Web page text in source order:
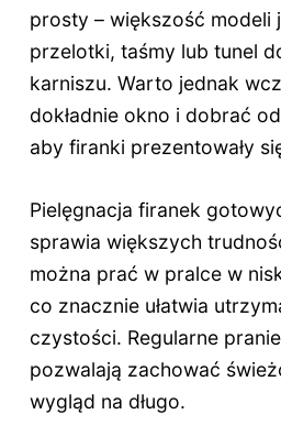
prosty – większość modeli
przelotki, taśmy lub tunel
karniszu. Warto jednak
dokładnie okno i dobrać
aby firanki prezentowały
Pielęgnacja firanek
sprawia większych
można prać w pralce w
co znacznie ułatwia
czystości. Regularne
pozwalają zachować
wygląd na długo.